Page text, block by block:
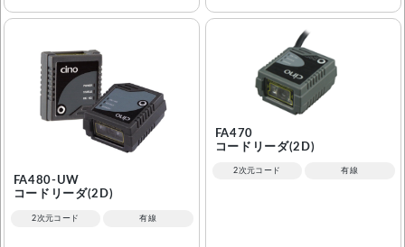
FA480-UW
コードリーダ(2D)
2次元コード 有線
FA470
コードリーダ(2D)
2次元コード 有線